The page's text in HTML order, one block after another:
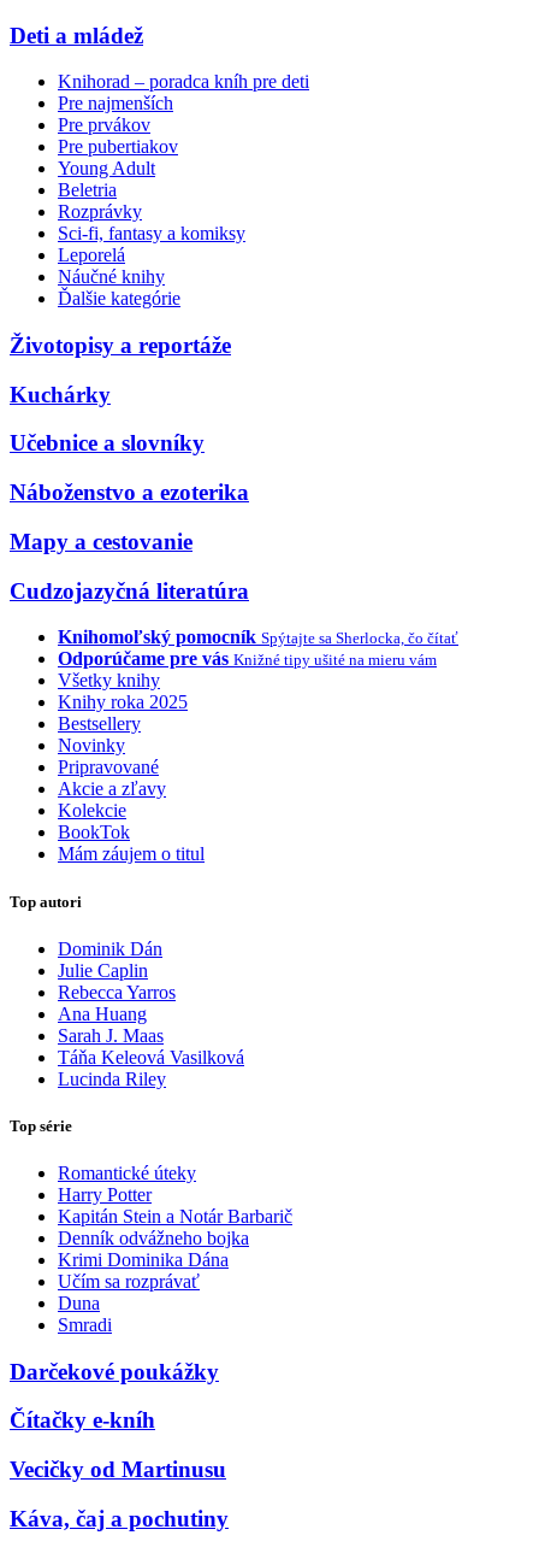
Deti a mládež
Knihorad – poradca kníh pre deti
Pre najmenších
Pre prvákov
Pre pubertiakov
Young Adult
Beletria
Rozprávky
Sci-fi, fantasy a komiksy
Leporelá
Náučné knihy
Ďalšie kategórie
Životopisy a reportáže
Kuchárky
Učebnice a slovníky
Náboženstvo a ezoterika
Mapy a cestovanie
Cudzojazyčná literatúra
Knihomoľský pomocník Spýtajte sa Sherlocka, čo čítať
Odporúčame pre vás Knižné tipy ušité na mieru vám
Všetky knihy
Knihy roka 2025
Bestsellery
Novinky
Pripravované
Akcie a zľavy
Kolekcie
BookTok
Mám záujem o titul
Top autori
Dominik Dán
Julie Caplin
Rebecca Yarros
Ana Huang
Sarah J. Maas
Táňa Keleová Vasilková
Lucinda Riley
Top série
Romantické úteky
Harry Potter
Kapitán Stein a Notár Barbarič
Denník odvážneho bojka
Krimi Dominika Dána
Učím sa rozprávať
Duna
Smradi
Darčekové poukážky
Čítačky e-kníh
Vecičky od Martinusu
Káva, čaj a pochutiny